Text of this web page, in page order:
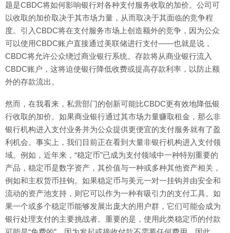
题是CBDC将如何影响银行对各种支付服务收取的加价。公司可
以收取的加价取决于其市场力量，从而取决于其面临的竞争程
度。引入CBDC将在支付服务市场上创造额外的竞争，因为公众
可以使用CBDC账户直接通过美联储进行支付——也就是说，
CBDC将允许公众绕过商业银行系统。存款将从商业银行流入
CBDC账户，这将迫使银行降低收费或提高存款利率，以防止额
外的存款流出。
然而，在我看来，私营部门的创新可能比CBDC更有效地降低银
行收取的加价。如果商业银行通过其市场力量赚取租金，那么非
银行机构进入支付业务并为公众提供更便宜的支付服务就有了盈
利机会。事实上，我们目前正在看到大量非银行机构进入支付领
域。例如，近年来，“稳定币”已成为支付领域中一种特别重要的
产品，稳定币是数字资产，其价值与一种或多种其他资产相关，
例如和主权货币挂钩。如果稳定币与美元一对一挂钩并由安全和
流动的资产池支持，则它可以作为一种有吸引力的支付工具。如
果一个或多个稳定币能够发展出庞大的用户群，它们可能会成为
银行处理支付的主要挑战者。重要的是，使用此类稳定币的付款